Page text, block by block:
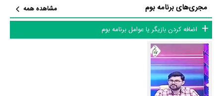
اطلاعات برنامه بوم
تاکنون در بخش‌های گالری عکس و پوستر برنامه بوم، ویدئو و تیزر برنامه بوم،
حواشی برنامه بوم، دیالوگ برتر برنامه بوم، سوتی برنامه بوم و نقد برنامه بوم
هنوز موردی ثبت نشده است. قطعا ما و شما به این حد قانع نیستیم؛ باید
مجری‌های برنامه بوم
مشاهده همه
اضافه کردن بازیگر یا عوامل برنامه بوم